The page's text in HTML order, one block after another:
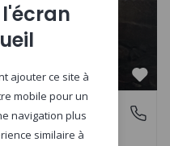
Vila Real
Vila Real
ajouter ce site à
mobile pour un
navigation plus
similaire à